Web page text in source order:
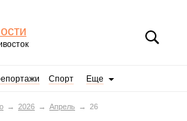
Спорт Еще
2026 Апрель 26